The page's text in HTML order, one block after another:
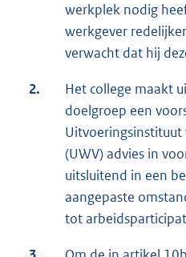
werkplek nodig
werkgever
verwacht dat hij
2.
Het college maakt
doelgroep een
Uitvoeringsinstituut
(UWV) advies in
uitsluitend in een
aangepaste
tot